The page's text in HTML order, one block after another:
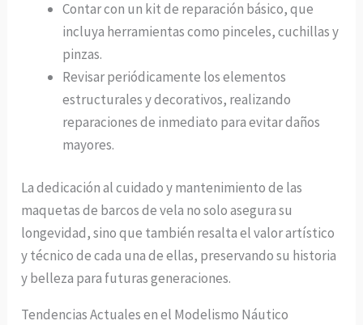
Contar con un kit de reparación básico, que
incluya herramientas como pinceles, cuchillas y
pinzas.
Revisar periódicamente los elementos
estructurales y decorativos, realizando
reparaciones de inmediato para evitar daños
mayores.
La dedicación al cuidado y mantenimiento de las
maquetas de barcos de vela no solo asegura su
longevidad, sino que también resalta el valor artístico
y técnico de cada una de ellas, preservando su historia
y belleza para futuras generaciones.
Tendencias Actuales en el Modelismo Náutico